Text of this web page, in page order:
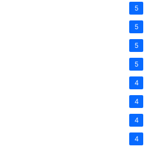
5
5
5
5
4
4
4
4